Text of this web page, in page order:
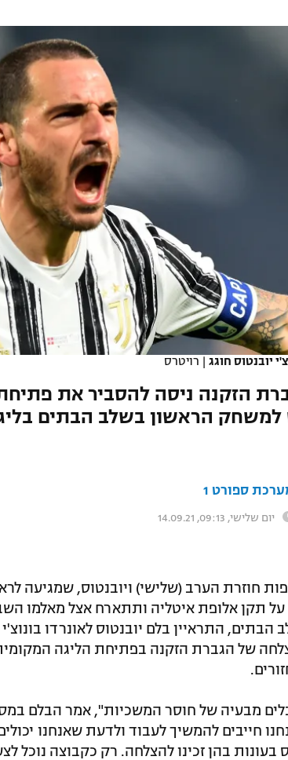
לבית עסק
הערוצים
הפועל תל אביב
הפועל חיפה
הפועל באר שבע
מכבי נתניה
בני יהודה
יובנטוס חוגג | רויטרס
הזקנה ניסה להסביר את
למשחק הראשון בשלב הבתים
ספורט 1
יום שלישי, 09:13, 14.09.21
חוזרת הערב (שלישי) ויובנטוס, שמגיעה
על תקן אלופת איטליה ותתארח אצל מאלמו
הבתים, התראיין בלם יובנטוס לאונרדו
של הגברת הזקנה בפתיחת הליגה
מבעיה של חוסר המשכיות", אמר הבלם
חייבים להמשיך לעבוד ולדעת שאנחנו
בעונות בהן זכינו להצלחה. רק כקבוצה נוכל